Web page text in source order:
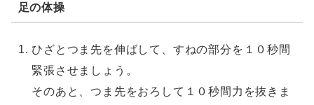
足の体操
ひざとつま先を伸ばして、すねの部分を１０秒間
緊張させましょう。
そのあと、つま先をおろして１０秒間力を抜きま